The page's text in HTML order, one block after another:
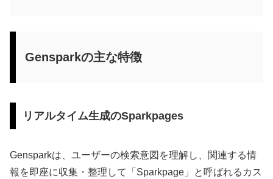
Gensparkの主な特徴
リアルタイム生成のSparkpages
Gensparkは、ユーザーの検索意図を理解し、関連する情
報を即座に収集・整理して「Sparkpage」と呼ばれるカス